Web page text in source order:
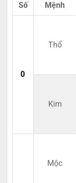
Số Mệnh
0
Thổ
Kim
Mộc